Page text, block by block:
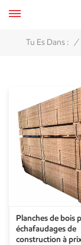
Tu Es Dans : /
Planches de bois
échafaudages de
construction à